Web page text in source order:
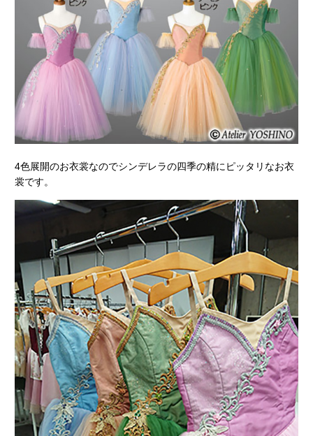
4色展開のお衣裳なのでシンデレラの四季の精にピッタリなお衣
裳です。